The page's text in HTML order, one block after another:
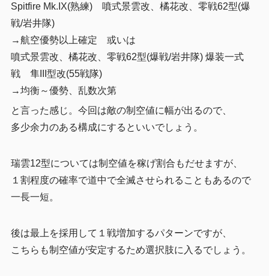
Spitfire Mk.IX(熟練) 噴式景雲改、橘花改、零戦62型(爆
戦/岩井隊)
→航空優勢以上確定 或いは
噴式景雲改、橘花改、零戦62型(爆戦/岩井隊) 爆装一式
戦 隼III型改(55戦隊)
→均衡～優勢、乱数次第
と言った感じ。今回は敵の制空値に幅が出るので、
多少余力のある構成にするといいでしょう。
瑞雲12型については制空値を稼げ割合もだせますが、
１割程度の確率で道中で全滅させられることもあるので
一長一短。
後は最上を採用して１戦増加するパターンですが、
こちらも制空値が安定するため選択肢に入るでしょう。